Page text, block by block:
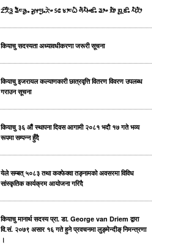
ᤁᤡᤖᤠᤋ᤻ ᤕᤠᤰᤌᤢᤱ ᤆᤢᤶᤗᤢᤱᤖᤧᤴ ᥉᥋ ᤃᤣᤰᤐᤠ ᤛᤠᤘᤠᤴᤇᤡᤱ ᤕᤣᤴ ᤀᤠᤣ ᤀᤢᤳᤇᤡᤱ ᤘᤠᤖᤠᤣ
कियाचु सदस्यता अध्यावधीकरणा जरूरी सूचना
कियाचु इजरायल कल्याणकारी छात्रवृत्ति वितरण विवरण उपलब्ध
गराउन सूचना
कियाचु ३६ औं स्थापना दिवस आगामी २०८१ भदाै १७ गते भव्य
रूपमा सम्पन्न हुँदै
येले सम्बत् ५०८३ तथा कक्फेक्वा तङ्नामको अवसरमा विविध
सांस्कृतिक कार्यक्रम आयोजना गरिदै
कियाचु मानार्थ सदस्य प्रा. डा. George van Driem द्वारा
वि.सं. २०७९ असार १६ गते हुने प्रवचनमा लुङ्मेन्दीङ् निमन्त्रणा
।